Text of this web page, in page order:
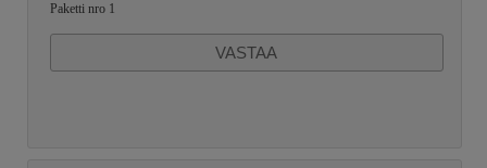
Paketti nro 1
VASTAA